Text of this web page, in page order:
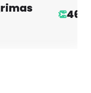
👏46